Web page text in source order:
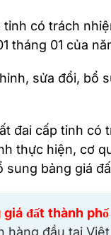
tỉnh có trách
tháng 01 của
sửa đổi, bổ
đai cấp tỉnh
thực hiện, cơ
sung bảng giá
giá đất thành
hàng đầu tại